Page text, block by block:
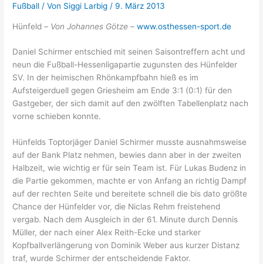
Fußball / Von Siggi Larbig / 9. März 2013
Hünfeld – Von Johannes Götze–www.osthessen-sport.de
Daniel Schirmer entschied mit seinen Saisontreffern acht und
neun die Fußball-Hessenligapartie zugunsten des Hünfelder
SV. In der heimischen Rhönkampfbahn hieß es im
Aufsteigerduell gegen Griesheim am Ende 3:1 (0:1) für den
Gastgeber, der sich damit auf den zwölften Tabellenplatz nach
vorne schieben konnte.
Hünfelds Toptorjäger Daniel Schirmer musste ausnahmsweise
auf der Bank Platz nehmen, bewies dann aber in der zweiten
Halbzeit, wie wichtig er für sein Team ist. Für Lukas Budenz in
die Partie gekommen, machte er von Anfang an richtig Dampf
auf der rechten Seite und bereitete schnell die bis dato größte
Chance der Hünfelder vor, die Niclas Rehm freistehend
vergab. Nach dem Ausgleich in der 61. Minute durch Dennis
Müller, der nach einer Alex Reith-Ecke und starker
Kopfballverlängerung von Dominik Weber aus kurzer Distanz
traf, wurde Schirmer der entscheidende Faktor.